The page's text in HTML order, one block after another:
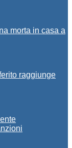
morta in casa a
raggiunge